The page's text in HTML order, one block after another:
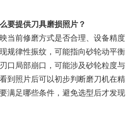
要提供刀具磨损照片？
当前修磨方式是否合理、设备精度
规律性振纹，可能指向砂轮动平衡
口局部崩口，可能涉及砂轮粒度与
到照片后可以初步判断磨刀机在精
满足哪些条件，避免选型后才发现